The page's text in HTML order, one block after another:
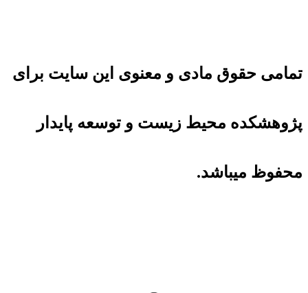
تمامی حقوق مادی و معنوی این سایت برای
پژوهشکده محیط زیست و توسعه پایدار
محفوظ میباشد.